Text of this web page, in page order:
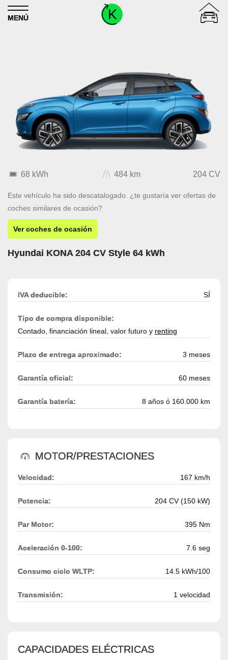
Skip to content
MENÚ
68 kWh 484 km 204 CV
Este vehículo ha sido descatalogado. ¿te gustaría ver ofertas de
coches similares de ocasión?
Ver coches de ocasión
Hyundai KONA 204 CV Style 64 kWh
IVA deducible: SÍ
Tipo de compra disponible:
Contado, financiación lineal, valor futuro y renting
Plazo de entrega aproximado: 3 meses
Garantía oficial: 60 meses
Garantía batería: 8 años ó 160.000 km
MOTOR/PRESTACIONES
Velocidad: 167 km/h
Potencia: 204 CV (150 kW)
Par Motor: 395 Nm
Aceleración 0-100: 7.6 seg
Consumo ciclo WLTP: 14.5 kWh/100
Transmisión: 1 velocidad
CAPACIDADES ELÉCTRICAS